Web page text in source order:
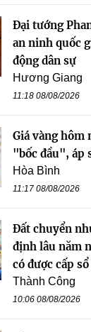
Đại tướng
an ninh quốc
động dân sự
Hương Giang
11:18 08/08/2026
Giá vàng hôm
"bốc đầu", áp
Hòa Bình
11:17 08/08/2026
Đất chuyển
định lâu năm
có được cấp sổ
Thành Công
10:06 08/08/2026